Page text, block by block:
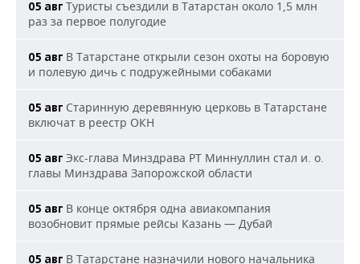
05 авг Туристы съездили в Татарстан около 1,5 млн
раз за первое полугодие
05 авг В Татарстане открыли сезон охоты на боровую
и полевую дичь с подружейными собаками
05 авг Старинную деревянную церковь в Татарстане
включат в реестр ОКН
05 авг Экс-глава Минздрава РТ Миннуллин стал и. о.
главы Минздрава Запорожской области
05 авг В конце октября одна авиакомпания
возобновит прямые рейсы Казань — Дубай
05 авг В Татарстане назначили нового начальника